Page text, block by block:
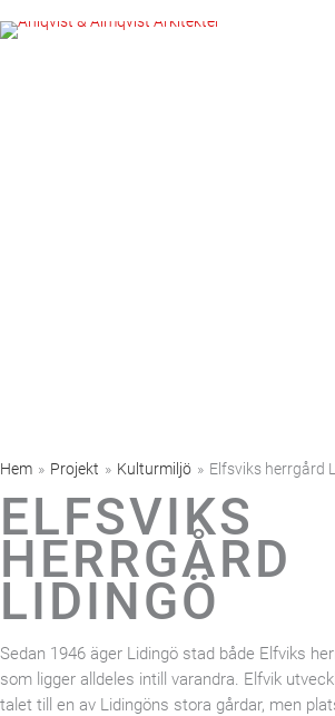
till
Hem » Projekt » Kulturmiljö » Elfsviks herrgård
ELFSVIKS
HERRGÅRD
LIDINGÖ
Sedan 1946 äger Lidingö stad både Elfviks
som ligger alldeles intill varandra. Elfvik
talet till en av Lidingöns stora gårdar, men